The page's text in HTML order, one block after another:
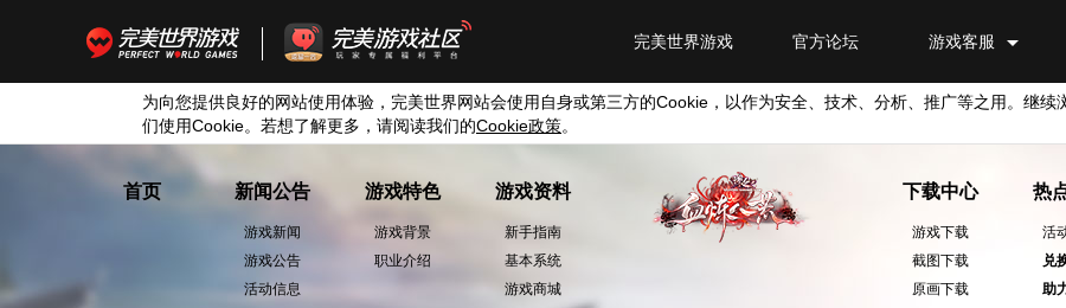
游戏客服
官方论坛
完美世界游戏
为向您提供良好的网站使用体验，完美世界网站会使用自身或第三方的Cookie ，以作为安全、技术、分析、推广等之用。继
们使用Cookie。若想了解更多，请阅读我们的Cookie政策。
首页 新闻公告
游戏新闻
游戏公告
活动信息
游戏特色
游戏背景
职业介绍
游戏资料
新手指南
基本系统
游戏商城
下载中心
游戏下载
截图下载
原画下载
热
活
兑
助